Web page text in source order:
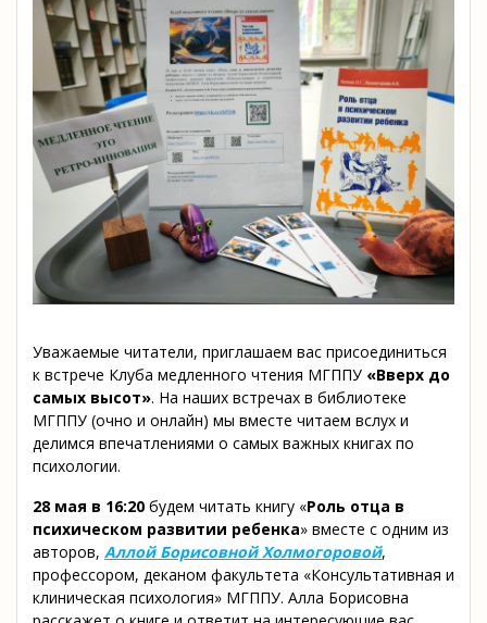
Уважаемые читатели, приглашаем вас присоединиться
к встрече Клуба медленного чтения МГППУ «Вверх до
самых высот». На наших встречах в библиотеке
МГППУ (очно и онлайн) мы вместе читаем вслух и
делимся впечатлениями о самых важных книгах по
психологии.
28 мая в 16:20 будем читать книгу «Роль отца в
психическом развитии ребенка» вместе с одним из
авторов, Аллой Борисовной Холмогоровой,
профессором, деканом факультета «Консультативная и
клиническая психология» МГППУ. Алла Борисовна